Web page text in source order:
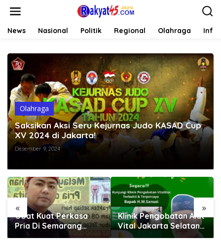
News Nasional Politik Regional Olahraga
Olahraga
Saksikan Aksi Seru Kejurnas Judo KASAD Cup
XV 2024 di Jakarta!
Desember 9, 2024
« »
Obat Kuat Perkasa
Pria Di Semarang
H.Abdulazis Ahli
Klinik Pengobatan Alat
Vital Jakarta Selatan
HM Sanusi